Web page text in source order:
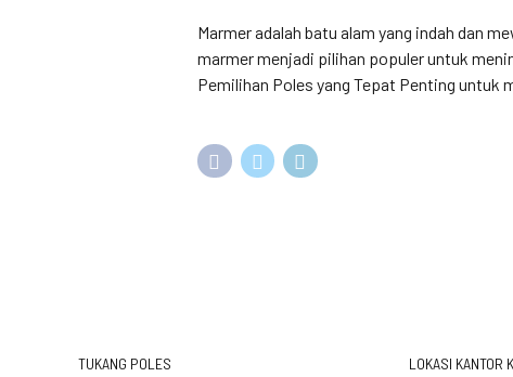
Marmer adalah batu alam yang indah dan
marmer menjadi pilihan populer untuk
Pemilihan Poles yang Tepat Penting untuk
TUKANG POLES LOKASI KANTOR